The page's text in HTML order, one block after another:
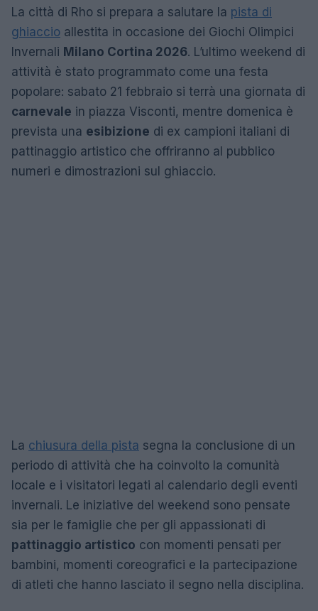
La città di Rho si prepara a salutare la pista di
ghiaccio allestita in occasione dei Giochi Olimpici
Invernali Milano Cortina 2026. L’ultimo weekend di
attività è stato programmato come una festa
popolare: sabato 21 febbraio si terrà una giornata di
carnevale in piazza Visconti, mentre domenica è
prevista una esibizione di ex campioni italiani di
pattinaggio artistico che offriranno al pubblico
numeri e dimostrazioni sul ghiaccio.
La chiusura della pista segna la conclusione di un
periodo di attività che ha coinvolto la comunità
locale e i visitatori legati al calendario degli eventi
invernali. Le iniziative del weekend sono pensate
sia per le famiglie che per gli appassionati di
pattinaggio artistico con momenti pensati per
bambini, momenti coreografici e la partecipazione
di atleti che hanno lasciato il segno nella disciplina.